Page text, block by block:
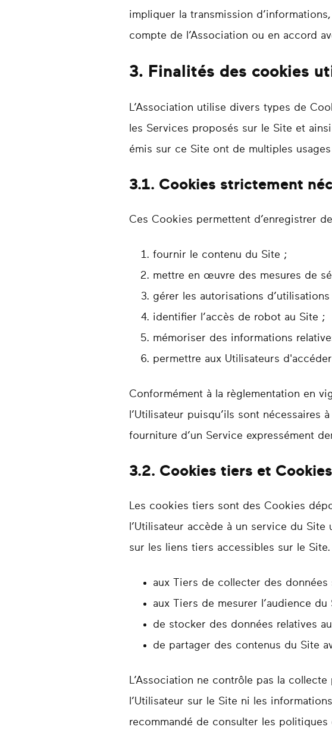
impliquer la transmission
compte de l’Association ou en accord
3. Finalités des cookies
L’Association utilise divers types de
les Services proposés sur le Site et
émis sur ce Site ont de multiples
3.1. Cookies strictement
Ces Cookies permettent d’enregistrer
fournir le contenu du Site ;
mettre en œuvre des mesures de
gérer les autorisations
identifier l’accès de robot au Site ;
mémoriser des informations
permettre aux Utilisateurs
Conformément à la règlementation en
l’Utilisateur puisqu’ils sont
fourniture d’un Service expressément
3.2. Cookies tiers et
Les cookies tiers sont des Cookies
l’Utilisateur accède à un service du
sur les liens tiers accessibles sur le Site.
aux Tiers de collecter des données
aux Tiers de mesurer l’audience du
de stocker des données relatives
de partager des contenus du Site
L’Association ne contrôle pas la
l’Utilisateur sur le Site ni les
recommandé de consulter les